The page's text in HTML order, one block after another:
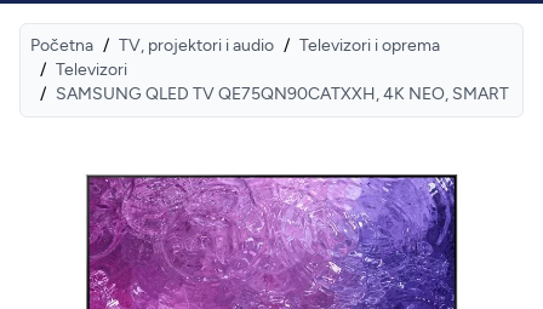
Početna / TV, projektori i audio / Televizori i oprema
/ Televizori
/ SAMSUNG QLED TV QE75QN90CATXXH, 4K NEO, SMART